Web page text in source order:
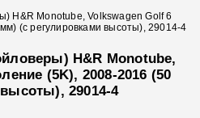
H&R Monotube, Volkswagen Golf 6
(с регулировками высоты), 29014-4
H&R Monotube,
(5K), 2008-2016 (50
29014-4